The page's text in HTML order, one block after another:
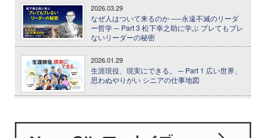
2026.03.29
なぜ人はついて来るのか ──永遠不滅のリーダ
ー哲学 ─ Part 3 松下幸之助に学ぶ ブレてもブレ
ないリーダーの秘密
2026.01.29
生涯現役、現実にできる。 ─ Part 1 広い世界、
思わぬやりがい シニアの仕事地図